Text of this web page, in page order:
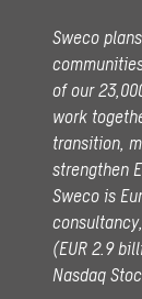
Sweco
of our
work
transition,
strengthen
Sweco is
(EUR 2.9
Nasdaq